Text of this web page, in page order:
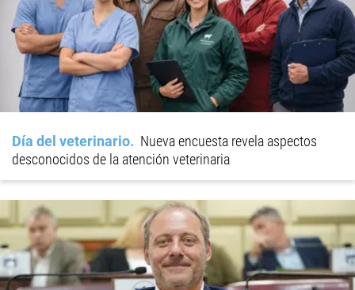
Día del veterinario
Nueva encuesta revela aspectos
desconocidos de la atención veterinaria